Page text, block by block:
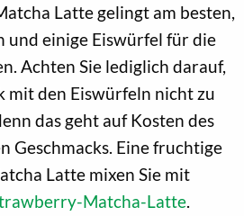
Latte gelingt am besten,
und einige Eiswürfel für die
Achten Sie lediglich darauf,
mit den Eiswürfeln nicht zu
das geht auf Kosten des
Geschmacks. Eine fruchtige
Latte mixen Sie mit
Matcha-Latte.